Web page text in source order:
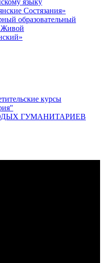
Состязания»
образовательный
Живой
курсы
ГУМАНИТАРИЕВ